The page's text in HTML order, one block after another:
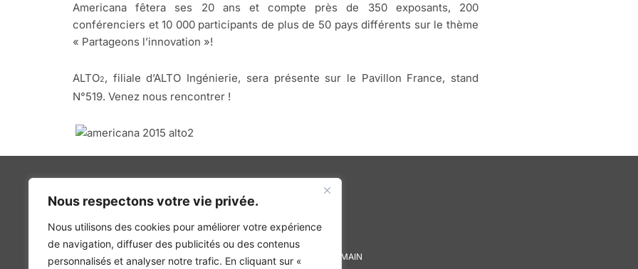
Nous respectons votre vie privée.
Nous utilisons des cookies pour améliorer votre expérience
de navigation, diffuser des publicités ou des contenus
personnalisés et analyser notre trafic. En cliquant sur «
Americana fêtera ses 20 ans et compte près de 350 exposants, 200
conférenciers et 10 000 participants de plus de 50 pays différents sur le thème
« Partageons l’innovation »!
ALTO2, filiale d’ALTO Ingénierie, sera présente sur le Pavillon France, stand
N°519. Venez nous rencontrer !
INGÉNIERIE DE L’ÉNERGIE ET DE L’ENVIRONNEMENT
CONCEVONS, ENSEMBLE, L’ENVIRONNEMENT BÂTI DE DEMAIN